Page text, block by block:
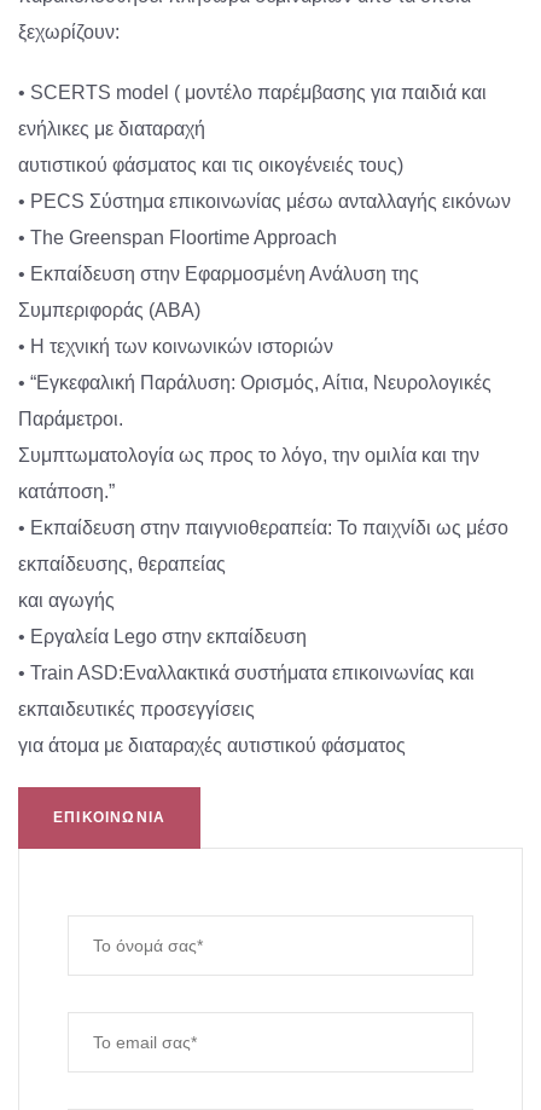
ξεχωρίζουν:
• SCERTS model ( μοντέλο παρέμβασης για παιδιά και
ενήλικες με διαταραχή
αυτιστικού φάσματος και τις οικογένειές τους)
• PECS Σύστημα επικοινωνίας μέσω ανταλλαγής εικόνων
• The Greenspan Floortime Approach
• Εκπαίδευση στην Εφαρμοσμένη Ανάλυση της
Συμπεριφοράς (ABA)
• Η τεχνική των κοινωνικών ιστοριών
• “Εγκεφαλική Παράλυση: Ορισμός, Αίτια, Νευρολογικές
Παράμετροι.
Συμπτωματολογία ως προς το λόγο, την ομιλία και την
κατάποση.”
• Εκπαίδευση στην παιγνιοθεραπεία: Το παιχνίδι ως μέσο
εκπαίδευσης, θεραπείας
και αγωγής
• Εργαλεία Lego στην εκπαίδευση
• Train ASD:Εναλλακτικά συστήματα επικοινωνίας και
εκπαιδευτικές προσεγγίσεις
για άτομα με διαταραχές αυτιστικού φάσματος
ΕΠΙΚΟΙΝΩΝΙΑ